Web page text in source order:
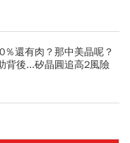
還有肉？那中美晶呢？
背後...矽晶圓追高2風險